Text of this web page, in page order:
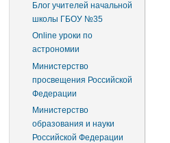
Блог учителей начальной
школы ГБОУ №35
Online уроки по
астрономии
Министерство
просвещения Российской
Федерации
Министерство
образования и науки
Российской Федерации